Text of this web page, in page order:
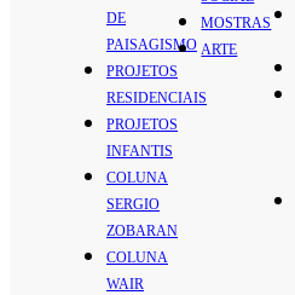
DE
PAISAGISMO
PROJETOS
RESIDENCIAIS
PROJETOS
INFANTIS
COLUNA
SERGIO
ZOBARAN
COLUNA
WAIR
MOSTRAS
ARTE